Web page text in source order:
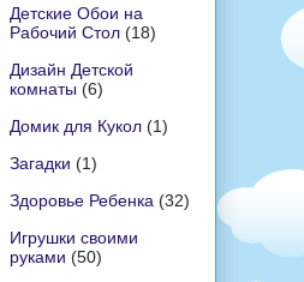
Детские Обои на
Рабочий Стол (18)
Дизайн Детской
комнаты (6)
Домик для Кукол (1)
Загадки (1)
Здоровье Ребенка (32)
Игрушки своими
руками (50)